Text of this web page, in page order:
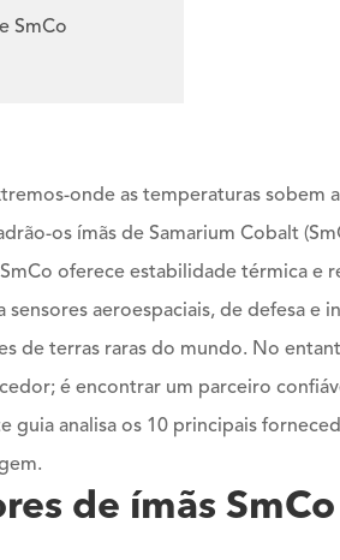
SmCo
onde as temperaturas sobem
os ímãs de Samarium Cobalt
oferece estabilidade térmica e
aeroespaciais, de defesa e
de terras raras do mundo. No
é encontrar um parceiro
guia analisa os 10 principais
de ímãs